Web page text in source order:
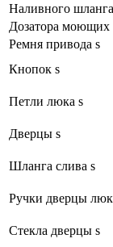
Наливного
Дозатора моющих
Ремня привода s
Кнопок s
Петли люка s
Дверцы s
Шланга слива s
Ручки дверцы
Стекла дверцы s